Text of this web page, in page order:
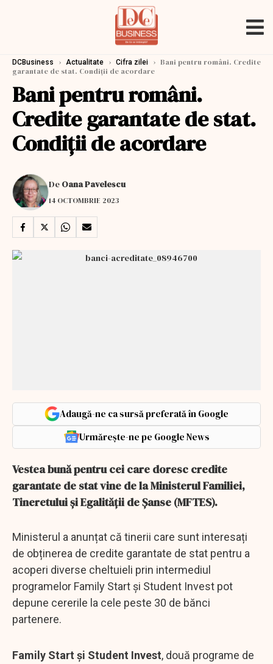
DCBusiness › Actualitate › Cifra zilei › Bani pentru români. Credite
garantate de stat. Condiții de acordare
Bani pentru români.
Credite garantate de stat.
Condiții de acordare
De Oana Pavelescu
14 OCTOMBRIE 2023
Adaugă-ne ca sursă preferată în Google
Urmărește-ne pe Google News
Vestea bună pentru cei care doresc credite
garantate de stat vine de la Ministerul Familiei,
Tineretului și Egalității de Șanse (MFTES).
Ministerul a anunțat că tinerii care sunt interesați
de obținerea de credite garantate de stat pentru a
acoperi diverse cheltuieli prin intermediul
programelor Family Start și Student Invest pot
depune cererile la cele peste 30 de bănci
partenere.
Family Start și Student Invest, două programe de